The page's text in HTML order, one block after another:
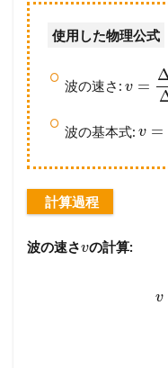
使用した物理公式
波の速さ: v =
波の基本式: v =
計算過程
波の速さvの計算:
v